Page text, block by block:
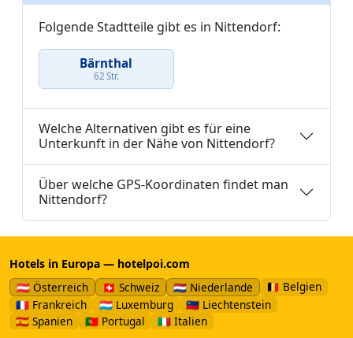
Folgende Stadtteile gibt es in Nittendorf:
Bärnthal
62 Str.
Welche Alternativen gibt es für eine
Unterkunft in der Nähe von Nittendorf?
Über welche GPS-Koordinaten findet man
Nittendorf?
Hotels in Europa — hotelpoi.com
🇦🇹 Österreich
🇨🇭 Schweiz 🇳🇱 Niederlande
🇧🇪 Belgien
🇫🇷 Frankreich
🇱🇺 Luxemburg
🇱🇮 Liechtenstein
🇪🇸 Spanien
🇵🇹 Portugal 🇮🇹 Italien